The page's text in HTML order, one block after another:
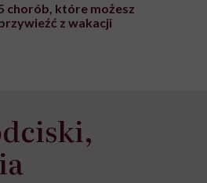
chorób, które możesz
z wakacji